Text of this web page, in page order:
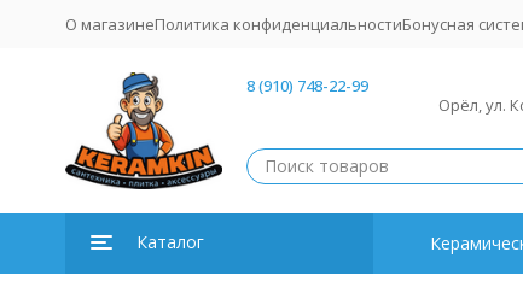
О магазинеПолитика конфиденциальностиБонусная
8 (910) 748-22-99
Орёл, ул.
Каталог